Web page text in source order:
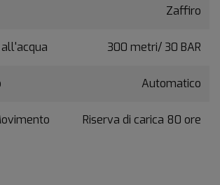
Zaffiro
300 metri/ 30 BAR
Automatico
Riserva di carica 80 ore